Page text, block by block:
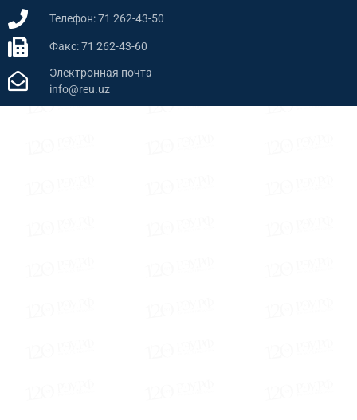
Телефон: 71 262-43-50
Факс: 71 262-43-60
Электронная почта
info@reu.uz